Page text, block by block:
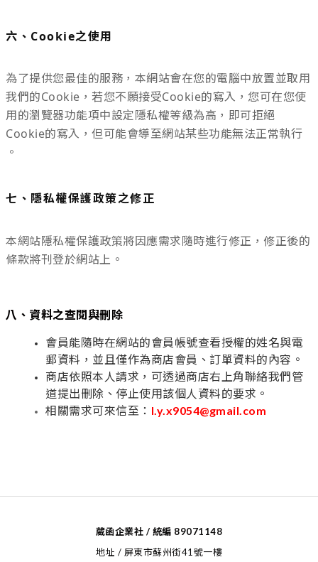
六、Cookie之使用
為了提供您最佳的服務，本網站會在您的電腦中放置並取用
我們的Cookie，若您不願接受Cookie的寫入，您可在您使
用的瀏覽器功能項中設定隱私權等級為高，即可拒絕
Cookie的寫入，但可能會導至網站某些功能無法正常執行
。
七、隱私權保護政策之修正
本網站隱私權保護政策將因應需求隨時進行修正，修正後的
條款將刊登於網站上。
八、資料之查閱與刪除
會員能隨時在網站的會員帳號查看授權的姓名與電
郵資料，並且僅作為商店會員、訂單資料的內容。
商店依照本人請求，可透過商店右上角聯絡我們管
道提出刪除、停止使用該個人資料的要求。
相關需求可來信至： l.y.x9054@gmail.com
葳函企業社 / 統編 89071148
地址 / 屏東市蘇州街41號一樓